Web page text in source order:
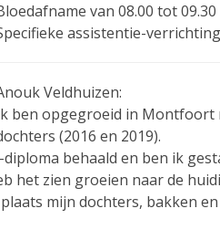
van 08.00 tot
assistentie-
Veldhuizen:
ben opgegroeid in Montfoort
(2016 en 2019).
behaald en ben ik
het zien groeien naar de
mijn dochters, bakken